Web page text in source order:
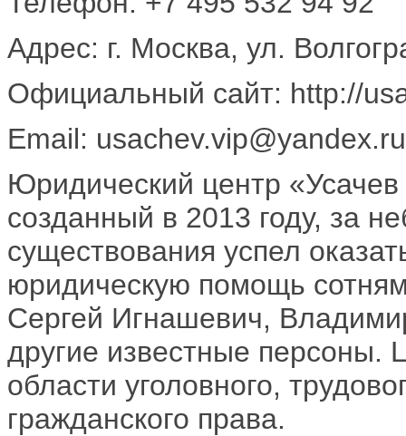
Адрес: г. Москва, ул.
Официальный сайт: http://
Email: usachev.vip@yandex.ru
Юридический центр
созданный в 2013 году, за
существования успел
юридическую помощь
Сергей Игнашевич,
другие известные персоны.
области уголовного,
гражданского права.